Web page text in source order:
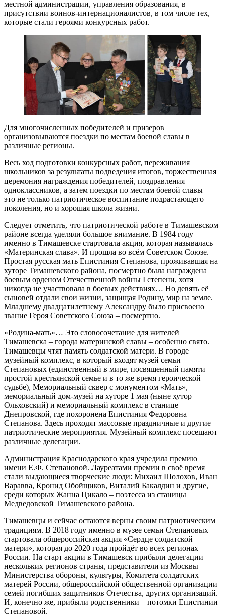
местной администрации, управления образования, в
присутствии воинов-интернационалистов, в том числе тех,
которые стали героями конкурсных работ.
Для многочисленных победителей и призеров
организовываются поездки по местам боевой славы в
различные регионы.
Весь ход подготовки конкурсных работ, переживания
школьников за результаты подведения итогов, торжественная
церемония награждения победителей, поздравления
одноклассников, а затем поездки по местам боевой славы –
это не только патриотическое воспитание подрастающего
поколения, но и хорошая школа жизни.
Следует отметить, что патриотической работе в Тимашевском
районе всегда уделяли большое внимание. В 1984 году
именно в Тимашевске стартовала акция, которая называлась
«Материнская слава». И прошла во всём Советском Союзе.
Простая русская мать Епистиния Степанова, проживавшая на
хуторе Тимашевского района, посмертно была награждена
боевым орденом Отечественной войны I степени, хотя
никогда не участвовала в боевых действиях… Но девять её
сыновей отдали свои жизни, защищая Родину, мир на земле.
Младшему двадцатилетнему Александру было присвоено
звание Героя Советского Союза – посмертно.
«Родина-мать»… Это словосочетание для жителей
Тимашевска – города материнской славы – особенно свято.
Тимашевцы чтят память солдатской матери. В городе
музейный комплекс, в который входят музей семьи
Степановых (единственный в мире, посвященный памяти
простой крестьянской семье и в то же время героической
судьбе), Мемориальный сквер с монументом «Мать»,
мемориальный дом-музей на хуторе 1 мая (ныне хутор
Ольховский) и мемориальный комплекс в станице
Днепровской, где похоронена Епистиния Федоровна
Степанова. Здесь проходят массовые праздничные и другие
патриотические мероприятия. Музейный комплекс посещают
различные делегации.
Администрация Краснодарского края учредила премию
имени Е.Ф. Степановой. Лауреатами премии в своё время
стали выдающиеся творческие люди: Михаил Шолохов, Иван
Варавва, Кронид Обойщиков, Виталий Бакалдин и другие,
среди которых Жанна Цикало – поэтесса из станицы
Медведовской Тимашевского района.
Тимашевцы и сейчас остаются верны своим патриотическим
традициям. В 2018 году именно в музее семьи Степановых
стартовала общероссийская акция «Сердце солдатской
матери», которая до 2020 года пройдёт во всех регионах
России. На старт акции в Тимашевск прибыли делегации
нескольких регионов страны, представители из Москвы –
Министерства обороны, культуры, Комитета солдатских
матерей России, общероссийской общественной организации
семей погибших защитников Отечества, других организаций.
И, конечно же, прибыли родственники – потомки Епистинии
Степановой.